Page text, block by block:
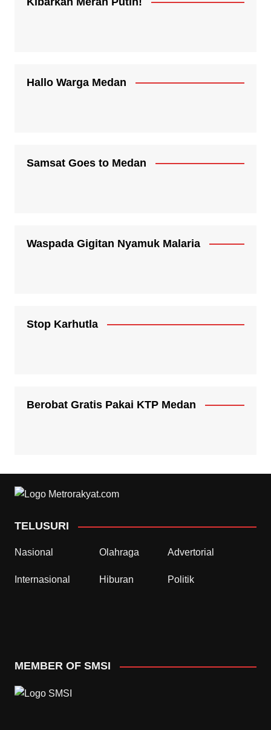
Hallo Warga Medan
Samsat Goes to Medan
Waspada Gigitan Nyamuk Malaria
Stop Karhutla
Berobat Gratis Pakai KTP Medan
TELUSURI
Nasional Olahraga Advertorial
Internasional Hiburan Politik
MEMBER OF SMSI